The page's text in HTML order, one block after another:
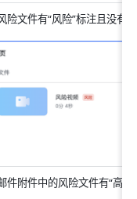
险文件有“风险”标注且没有
件附件中的风险文件有“高危